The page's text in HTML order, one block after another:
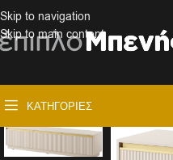
Skip to navigation
Skip to main content
ΚΑΤΗΓΟΡΊΕΣ